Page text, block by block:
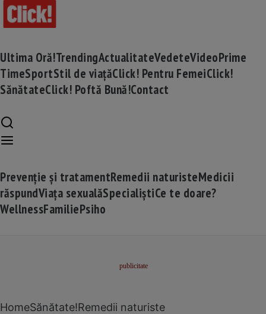
Ultima Oră!TrendingActualitateVedeteVideoPrime
TimeSportStil de viațăClick! Pentru FemeiClick!
SănătateClick! Poftă Bună!Contact
Prevenție și tratamentRemedii naturisteMedicii
răspundViața sexualăSpecialiștiCe te doare?
WellnessFamiliePsiho
HomeSănătate!Remedii naturiste